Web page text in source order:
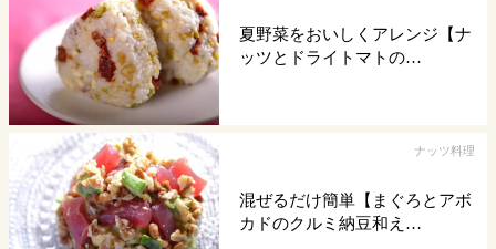
夏野菜をおいしくアレンジ【ナ
ッツとドライトマトの…
ナッツ料理
混ぜるだけ簡単【まぐろとアボ
カドのクルミ納豆和え…